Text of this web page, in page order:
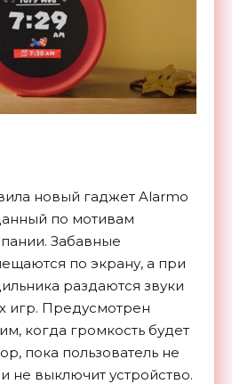
новый гаджет Alarmo
по мотивам
Забавные
по экрану, а при
раздаются звуки
игр. Предусмотрен
когда громкость будет
пока пользователь не
не выключит устройство.